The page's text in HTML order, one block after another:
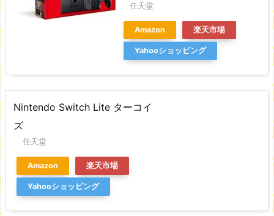
任天堂
Amazon 楽天市場
Yahooショッピング
Nintendo Switch Lite ターコイ
ズ
任天堂
Amazon 楽天市場
Yahooショッピング